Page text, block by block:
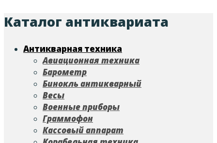
Каталог антиквариата
Антикварная техника
Авиационная техника
Барометр
Бинокль антикварный
Весы
Военные приборы
Граммофон
Кассовый аппарат